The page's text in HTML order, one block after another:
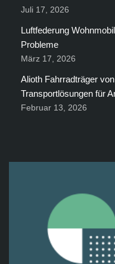
Juli 17, 2026
Luftfederung
Probleme
März 17, 2026
Alioth Fahrradträger
Transportlösungen für
Februar 13, 2026